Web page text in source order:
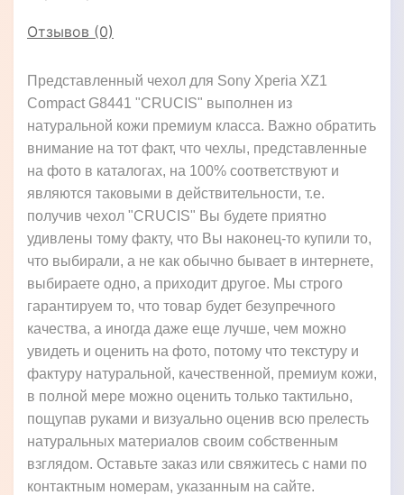
Отзывов (0)
Представленный чехол для Sony Xperia XZ1
Compact G8441 "CRUCIS" выполнен из
натуральной кожи премиум класса. Важно обратить
внимание на тот факт, что чехлы, представленные
на фото в каталогах, на 100% соответствуют и
являются таковыми в действительности, т.е.
получив чехол "CRUCIS" Вы будете приятно
удивлены тому факту, что Вы наконец-то купили то,
что выбирали, а не как обычно бывает в интернете,
выбираете одно, а приходит другое. Мы строго
гарантируем то, что товар будет безупречного
качества, а иногда даже еще лучше, чем можно
увидеть и оценить на фото, потому что текстуру и
фактуру натуральной, качественной, премиум кожи,
в полной мере можно оценить только тактильно,
пощупав руками и визуально оценив всю прелесть
натуральных материалов своим собственным
взглядом. Оставьте заказ или свяжитесь с нами по
контактным номерам, указанным на сайте.